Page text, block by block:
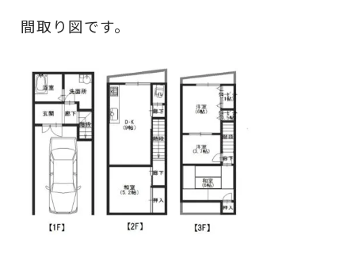
間取り図です。